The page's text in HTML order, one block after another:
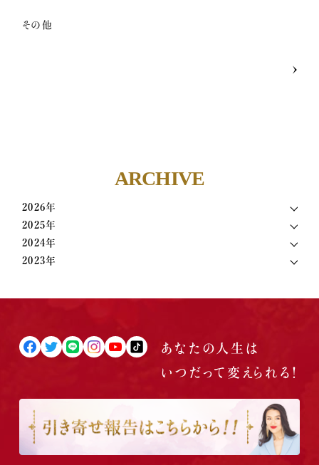
その他
ARCHIVE
2026年
2025年
2024年
2023年
あなたの人生は
いつだって 変えられる！